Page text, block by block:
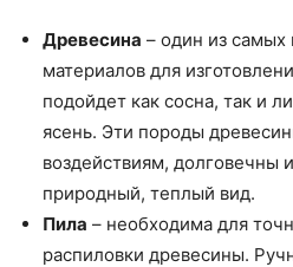
Древесина – один из самых
материалов для
подойдет как сосна, так и
ясень. Эти породы
воздействиям, долговечны
природный, теплый вид.
Пила – необходима для
распиловки древесины.